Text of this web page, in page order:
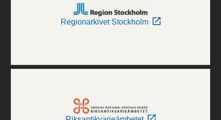
Regionarkivet Stockholm